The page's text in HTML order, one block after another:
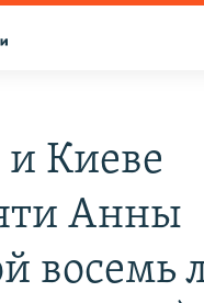
Киеве
Анны
восемь